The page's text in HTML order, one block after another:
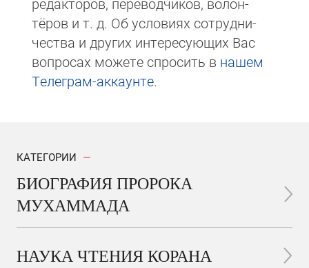
редакто­ров, пере­вод­чи­ков, волон­
тёров и т. д. Об ус­ло­виях сотрудни­
чест­ва и других интере­сую­щих Вас
вопросах мо­же­те спросить в на­шем
Те­ле­грам-ак­каунте.
КАТЕГОРИИ
БИОГРАФИЯ ПРОРОКА
МУХАММАДА
НАУКА ЧТЕНИЯ КОРАНА